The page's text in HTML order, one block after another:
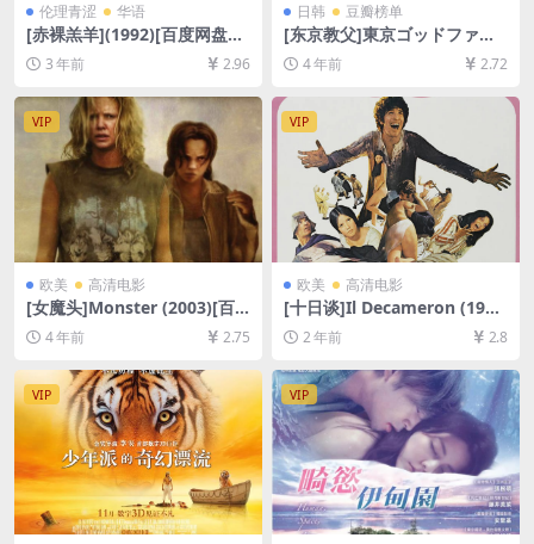
伦理青涩 华语
[赤裸羔羊](1992)[百度网盘
+夸克网盘1080P超清未删减
资源][网盘在线播放/下载][MP
4/6GB][粤语中字]
3 年前 2.96
日韩 豆瓣榜单
[东京教父]東京ゴッドファー
ザーズ (2003)[百度网盘+迅雷
云盘资源1080P超清未删减]
[MP4/4.7GB][日语中字]
4 年前 2.72
VIP
欧美 高清电影
[女魔头]Monster (2003)[百
度网盘+迅雷云盘资源1080P
超清未删减][MP4/7GB][中英
4 年前 2.75
VIP
欧美 高清电影
[十日谈]Il Decameron (197
1)[百度网盘+夸克网盘1080P
超清未删减资源][网盘在线播
幕]
2 年前 2.8
VIP VIP